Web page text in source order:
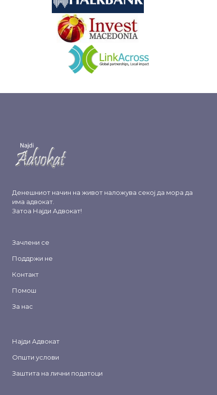
Денешниот начин на живот наложува секој да мора да
има адвокат.
Затоа Најди Адвокат!
Зачлени се
Поддржи не
Контакт
Помош
За нас
Најди Адвокат
Општи услови
Заштита на лични податоци